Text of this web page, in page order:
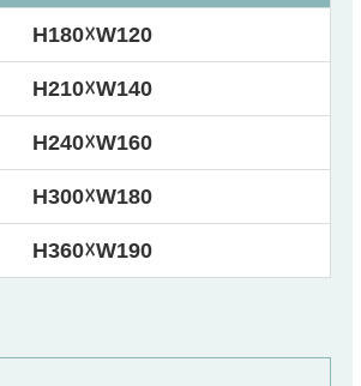
H180☓W120
H210☓W140
H240☓W160
H300☓W180
H360☓W190